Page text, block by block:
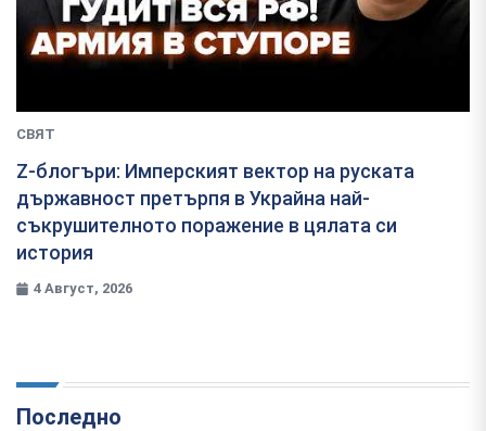
СВЯТ
Z-блогъри: Имперският вектор на руската
държавност претърпя в Украйна най-
съкрушителното поражение в цялата си
история
4 Август, 2026
Последно